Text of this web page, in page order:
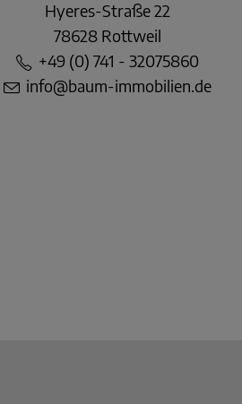
Hyeres-Straße 22
78628 Rottweil
+49 (0) 741 - 32075860
info@baum-immobilien.de